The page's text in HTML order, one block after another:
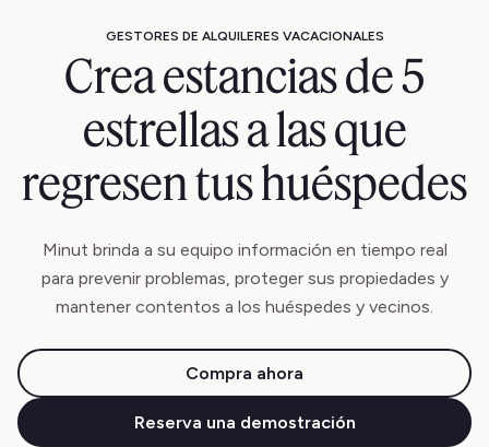
GESTORES DE ALQUILERES VACACIONALES
Crea estancias de 5
estrellas a las que
regresen tus huéspedes
Minut brinda a su equipo información en tiempo real
para prevenir problemas, proteger sus propiedades y
mantener contentos a los huéspedes y vecinos.
Compra ahora
Reserva una demostración